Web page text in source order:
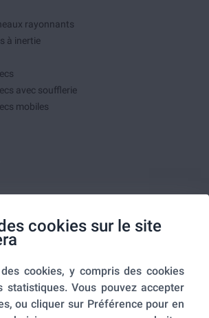
cookies sur le site
cookies, y compris des cookies
statistiques. Vous pouvez accepter
ou cliquer sur Préférence pour en
rayonnants
à inertie
avec soufflerie
mobiles
ventes